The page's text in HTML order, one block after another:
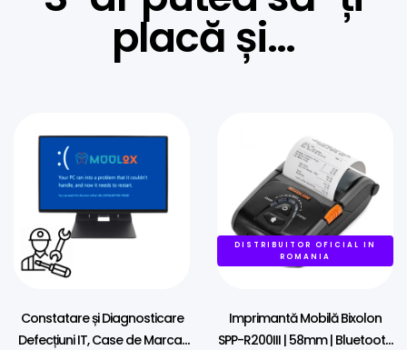
placă și…
Constatare și Diagnosticare
Defecțiuni IT, Case de Marcat
DISTRIBUITOR OFICIAL IN
ROMANIA
Imprimantă Mobilă Bixolon
SPP-R200III | 58mm | Bluetooth